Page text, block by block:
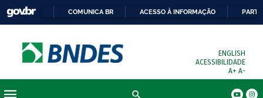
COMUNICA BR ACESSO À INFORMAÇÃO
ENGLISH
ACESSIBILIDADE
A+ A-